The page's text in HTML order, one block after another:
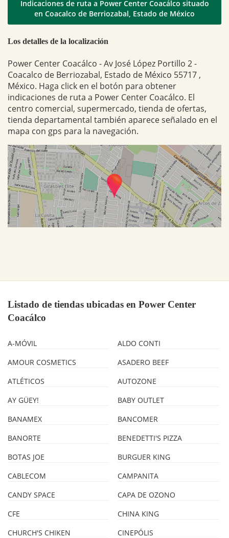
Indicaciones de ruta a Power Center Coacálco situado
en Coacalco de Berriozabal, Estado de México
Los detalles de la localización
Power Center Coacálco - Av José López Portillo 2 -
Coacalco de Berriozabal, Estado de México 55717 ,
México. Haga click en el botón para obtener
indicaciones de ruta a Power Center Coacálco. El
centro comercial, supermercado, tienda de ofertas,
tienda departamental también aparece señalado en el
mapa con gps para la navegación.
Listado de tiendas ubicadas en Power Center
Coacálco
A-MÓVIL
ALDO CONTI
AMOUR COSMETICS
ASADERO BEEF
ATLÉTICOS
AUTOZONE
AY GÜEY!
BABY OUTLET
BANAMEX
BANCOMER
BANORTE
BENEDETTI'S PIZZA
BOTAS JOE
BURGUER KING
CABLECOM
CAMPANITA
CANDY SPACE
CAPA DE OZONO
CFE
CHINA KING
CHURCH'S CHIKEN
CINEPÓLIS